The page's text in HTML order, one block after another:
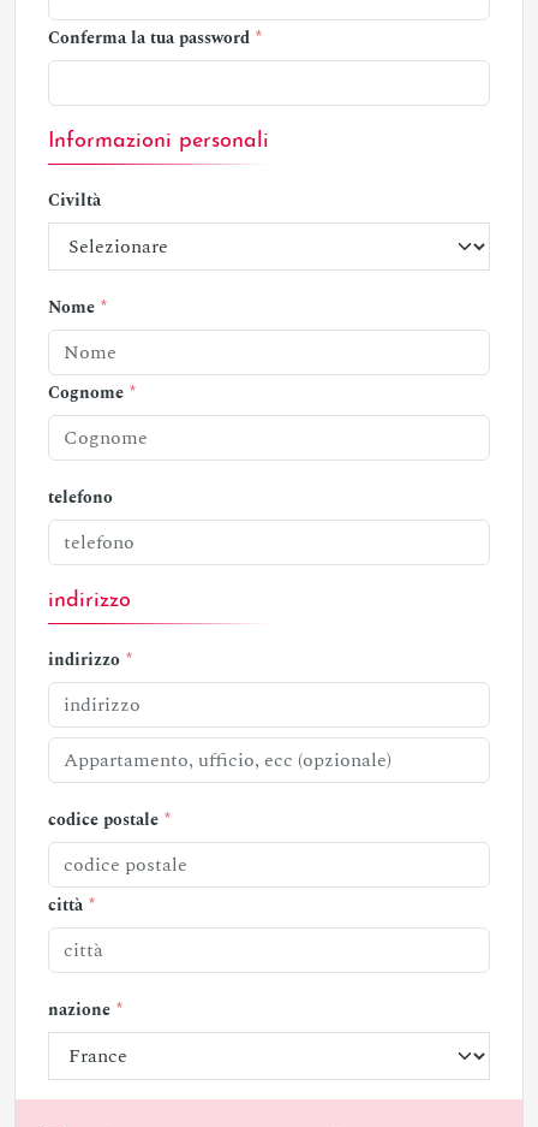
Conferma la tua password
Informazioni personali
Civiltà
Nome
Cognome
telefono
indirizzo
indirizzo
codice postale
città
nazione